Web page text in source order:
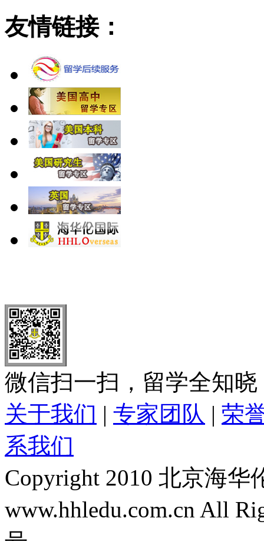
友情链接：
微信扫一扫，留学全知晓
关于我们 | 专家团队 | 荣
系我们
Copyright 2010 北京海
www.hhledu.com.cn All